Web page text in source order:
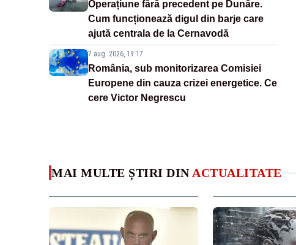
Operațiune fără precedent pe Dunăre.
Cum funcționează digul din barje care
ajută centrala de la Cernavodă
7 aug. 2026, 19:17
România, sub monitorizarea Comisiei
Europene din cauza crizei energetice. Ce
cere Victor Negrescu
MAI MULTE ȘTIRI DIN ACTUALITATE